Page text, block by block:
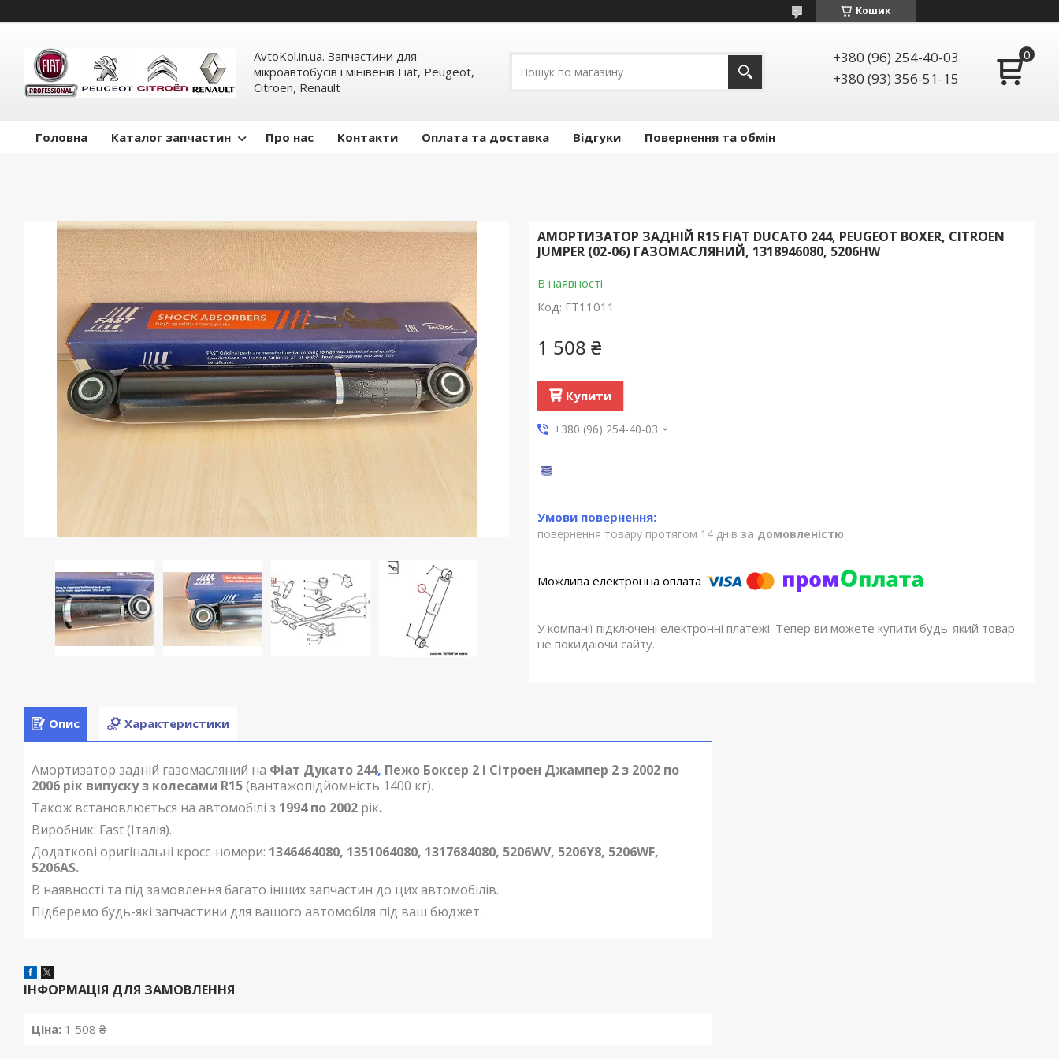
Кошик
AvtoKol.in.ua. Запчастини для
мікроавтобусів і мінівенів Fiat, Peugeot,
Citroen, Renault
+380 (96) 254-40-03
+380 (93) 356-51-15
Головна Каталог запчастин Про нас Контакти Оплата та доставка Відгуки Повернення та обмін
АМОРТИЗАТОР ЗАДНІЙ R15 FIAT DUCATO 244, PEUGEOT BOXER, CITROEN
JUMPER (02-06) ГАЗОМАСЛЯНИЙ, 1318946080, 5206HW
В наявності
Код: FT11011
1 508 ₴
Купити
+380 (96) 254-40-03
повернення товару протягом 14 днів за домовленістю
У компанії підключені електронні платежі. Тепер ви можете купити будь-який товар
не покидаючи сайту.
Опис Характеристики
Амортизатор задній газомасляний на Фіат Дукато 244, Пежо Боксер 2 і Сітроен Джампер 2 з 2002 по
2006 рік випуску з колесами R15(вантажопідйомність 1400 кг).
Також встановлюється на автомобілі з 1994 по 2002 рік.
Виробник: Fast (Італія).
Додаткові оригінальні кросс-номери: 1346464080, 1351064080, 1317684080, 5206WV, 5206Y8, 5206WF,
5206AS.
В наявності та під замовлення багато інших запчастин до цих автомобілів.
Підберемо будь-які запчастини для вашого автомобіля під ваш бюджет.
ІНФОРМАЦІЯ ДЛЯ ЗАМОВЛЕННЯ
Ціна: 1 508 ₴